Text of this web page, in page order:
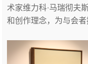
术家维力科·马瑞彻夫
和创作理念，为与会